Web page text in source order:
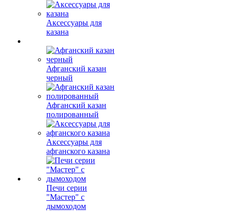
Аксессуары для
казана
Афганский казан
черный
Афганский казан
полированный
Аксессуары для
афганского казана
Печи серии
"Мастер" с
дымоходом